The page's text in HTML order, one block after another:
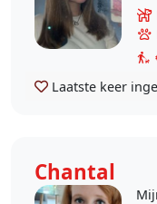
op
en..
Laatste keer
Chantal
Mijn